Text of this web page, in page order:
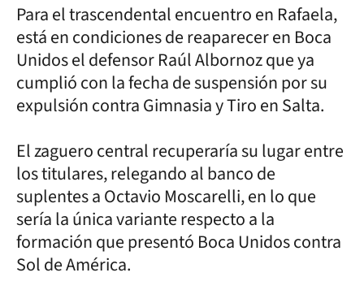
Para el trascendental encuentro en Rafaela,
está en condiciones de reaparecer en Boca
Unidos el defensor Raúl Albornoz que ya
cumplió con la fecha de suspensión por su
expulsión contra Gimnasia y Tiro en Salta.
El zaguero central recuperaría su lugar entre
los titulares, relegando al banco de
suplentes a Octavio Moscarelli, en lo que
sería la única variante respecto a la
formación que presentó Boca Unidos contra
Sol de América.